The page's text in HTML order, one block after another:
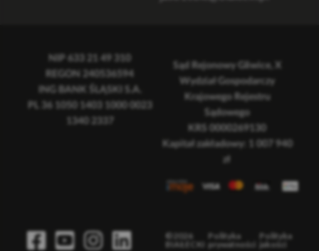
NIP 633 21 49 310
REGON 240536594
ING BANK ŚLĄSKI S.A.
PL 36 1050 1403 1000 0023
1340 2337
Sąd Rejonowy Gliwice, X
Wydział Gospodarczy
Krajowego Rejestru
Sądowego
KRS 0000269130
Kapitał zakładowy: 1 007 940
zł
©2026
BIAŁECKI
Polityka
prywatności
Polityka
jakości